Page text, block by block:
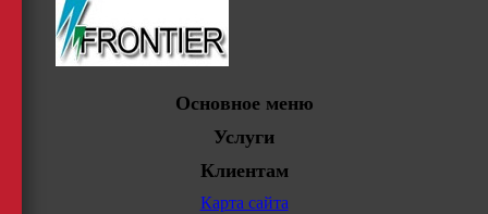
Основное меню
Услуги
Клиентам
Карта сайта